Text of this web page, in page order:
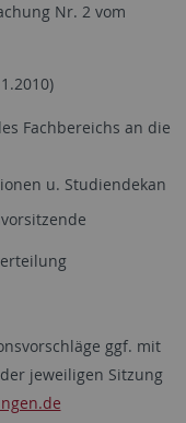
Nr. 2 vom
Fachbereichs an die
u. Studiendekan
ggf. mit
jeweiligen Sitzung